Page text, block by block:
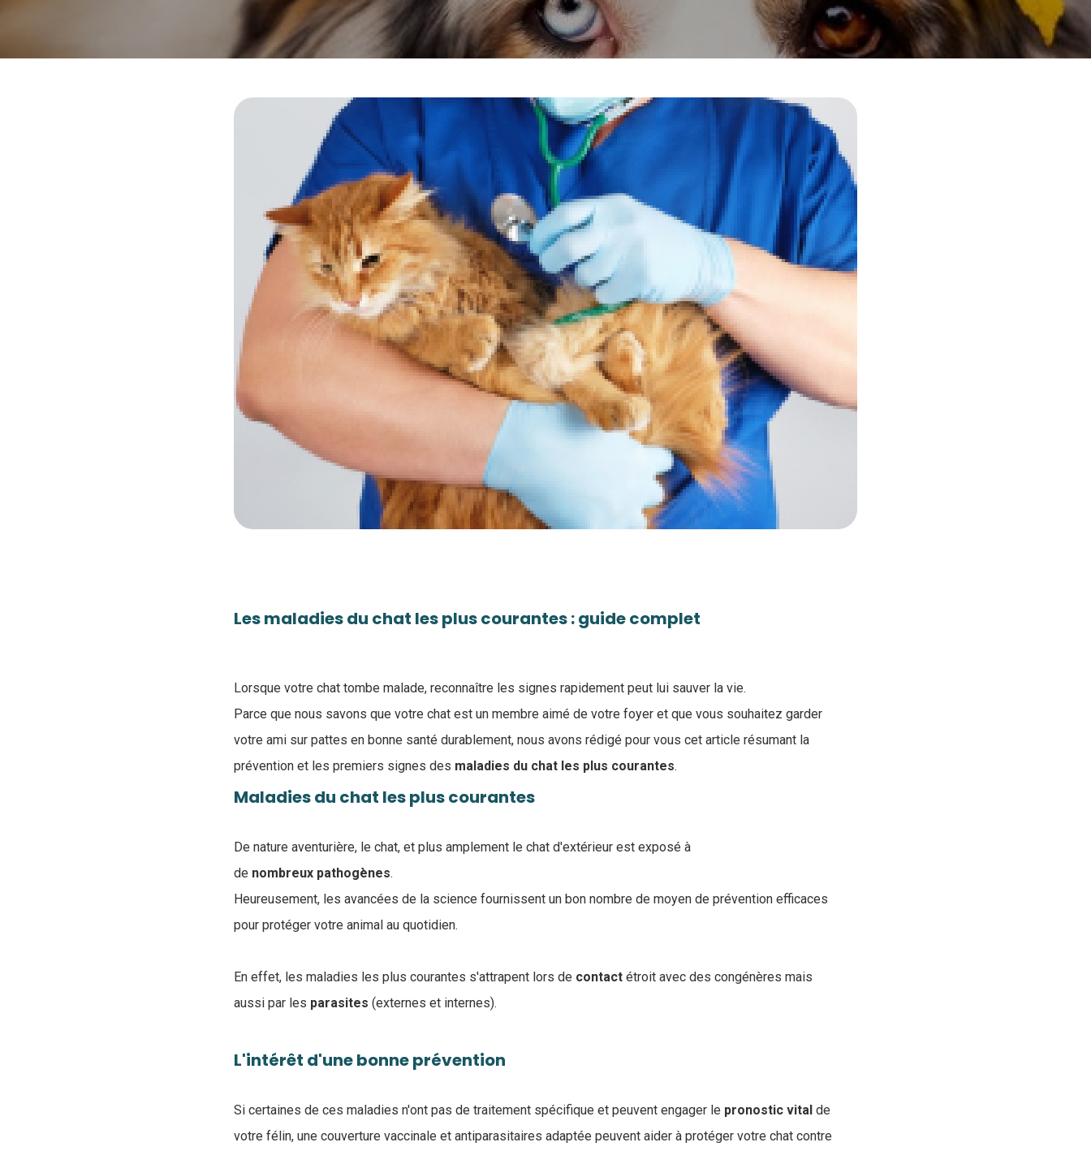
Les maladies du chat les plus courantes : guide complet
Lorsque votre chat tombe malade, reconnaître les signes rapidement peut lui sauver la vie.
Parce que nous savons que votre chat est un membre aimé de votre foyer et que vous souhaitez garder
votre ami sur pattes en bonne santé durablement, nous avons rédigé pour vous cet article résumant la
prévention et les premiers signes des maladies du chat les plus courantes.
Maladies du chat les plus courantes
De nature aventurière, le chat, et plus amplement le chat d'extérieur est exposé à
de nombreux pathogènes.
Heureusement, les avancées de la science fournissent un bon nombre de moyen de prévention efficaces
pour protéger votre animal au quotidien.
En effet, les maladies les plus courantes s'attrapent lors de contact étroit avec des congénères mais
aussi par les parasites (externes et internes).
L'intérêt d'une bonne prévention
Si certaines de ces maladies n'ont pas de traitement spécifique et peuvent engager le pronostic vital de
votre félin, une couverture vaccinale et antiparasitaires adaptée peuvent aider à protéger votre chat contre